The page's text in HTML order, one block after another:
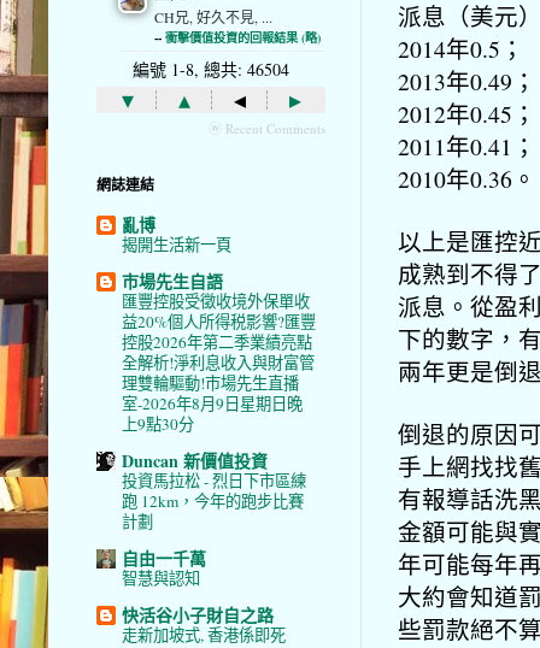
派息（美元
2014年0.5；
2013年0.49；
2012年0.45；
2011年0.41；
2010年0.36。
以上是匯控
成熟到不得
派息。從盈
下的數字，
兩年更是倒
倒退的原因
手上網找找
有報導話洗
金額可能與
年可能每年
大約會知道
些罰款絕不
CH兄, 好久不見, ...
-- 衝擊價值投資的回報結果 (略)
編號 1-8, 總共: 46504
▾ ▴ ◂ ▸
ⓦ Recent Comments
網誌連結
亂博
揭開生活新一頁
市場先生自語
匯豐控股受徵收境外保單收
益20%個人所得税影響?匯豐
控股2026年第二季業績亮點
全解析!淨利息收入與財富管
理雙輪驅動!市場先生直播
室-2026年8月9日星期日晚
上9點30分
Duncan 新價值投資
投資馬拉松 - 烈日下市區練
跑 12km，今年的跑步比賽
計劃
自由一千萬
智慧與認知
快活谷小子財自之路
走新加坡式, 香港係即死